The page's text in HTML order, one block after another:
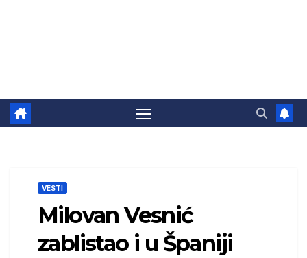
VESTI
Milovan Vesnić
zablistao i u Španiji